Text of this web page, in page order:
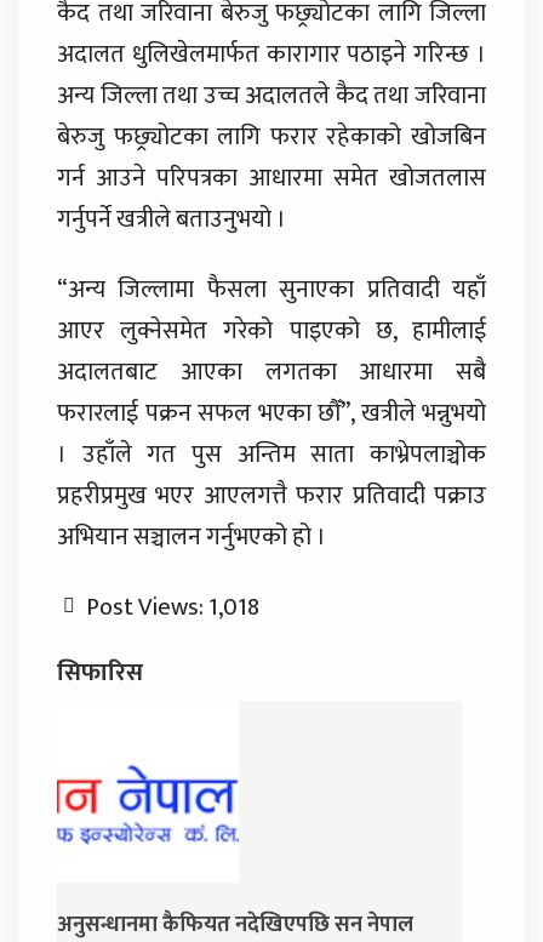
कैद तथा जरिवाना बेरुजु फछ्र्योटका लागि जिल्ला
अदालत धुलिखेलमार्फत कारागार पठाइने गरिन्छ ।
अन्य जिल्ला तथा उच्च अदालतले कैद तथा जरिवाना
बेरुजु फछ्र्योटका लागि फरार रहेकाको खोजबिन
गर्न आउने परिपत्रका आधारमा समेत खोजतलास
गर्नुपर्ने खत्रीले बताउनुभयो ।
“अन्य जिल्लामा फैसला सुनाएका प्रतिवादी यहाँ
आएर लुक्नेसमेत गरेको पाइएको छ, हामीलाई
अदालतबाट आएका लगतका आधारमा सबै
फरारलाई पक्रन सफल भएका छौँ”, खत्रीले भन्नुभयो
। उहाँले गत पुस अन्तिम साता काभ्रेपलाञ्चोक
प्रहरीप्रमुख भएर आएलगत्तै फरार प्रतिवादी पक्राउ
अभियान सञ्चालन गर्नुभएको हो ।
Post Views:1,018
सिफारिस
नेपाल जय नेपाल पार्टी खोल्दै धवल शम्शेर र दुर्गा